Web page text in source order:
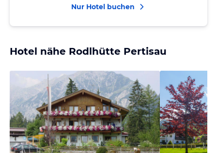
Nur Hotel buchen
Hotel nähe Rodlhütte Pertisau